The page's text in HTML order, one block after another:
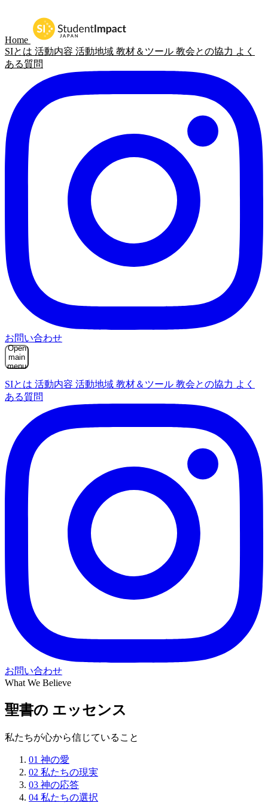
Home
SIとは 活動内容 活動地域 教材＆ツール 教会との協力 よく
ある質問
お問い合わせ
Open
main
menu
SIとは 活動内容 活動地域 教材＆ツール 教会との協力 よく
ある質問
お問い合わせ
What We Believe
聖書の エッセンス
私たちが心から信じていること
01 神の愛
02 私たちの現実
03 神の応答
04 私たちの選択